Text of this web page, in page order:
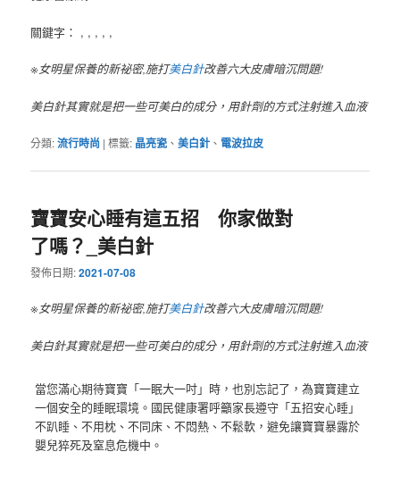
關鍵字： , , , , ,
※女明星保養的新祕密,施打美白針改善六大皮膚暗沉問題!
美白針其實就是把一些可美白的成分，用針劑的方式注射進入血液
分類:流行時尚 |標籤: 晶亮瓷 、美白針 、 電波拉皮
寶寶安心睡有這五招 你家做對
了嗎？_美白針
發佈日期:2021-07-08
※女明星保養的新祕密,施打美白針改善六大皮膚暗沉問題!
美白針其實就是把一些可美白的成分，用針劑的方式注射進入血液
當您滿心期待寶寶「一眠大一吋」時，也別忘記了，為寶寶建立
一個安全的睡眠環境。國民健康署呼籲家長遵守「五招安心睡」
不趴睡、不用枕、不同床、不悶熱、不鬆軟，避免讓寶寶暴露於
嬰兒猝死及窒息危機中。